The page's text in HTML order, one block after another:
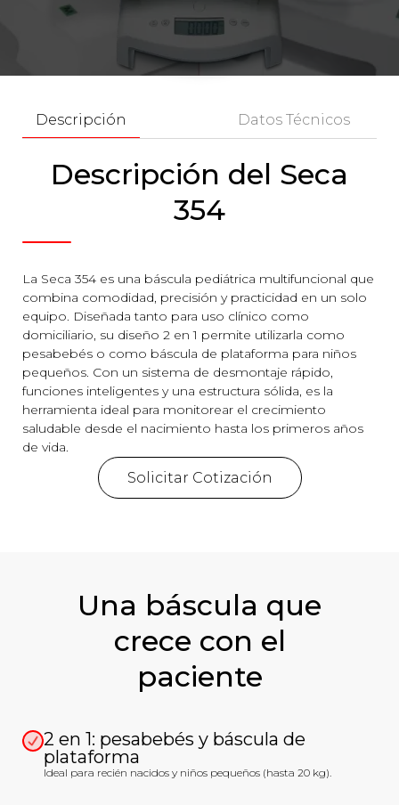
Descripción Datos Técnicos
Descripción del Seca
354
La Seca 354 es una báscula pediátrica multifuncional que
combina comodidad, precisión y practicidad en un solo
equipo. Diseñada tanto para uso clínico como
domiciliario, su diseño 2 en 1 permite utilizarla como
pesabebés o como báscula de plataforma para niños
pequeños. Con un sistema de desmontaje rápido,
funciones inteligentes y una estructura sólida, es la
herramienta ideal para monitorear el crecimiento
saludable desde el nacimiento hasta los primeros años
de vida.
Solicitar Cotización
Una báscula que
crece con el
paciente
2 en 1: pesabebés y báscula de
plataforma
Ideal para recién nacidos y niños pequeños (hasta 20 kg).